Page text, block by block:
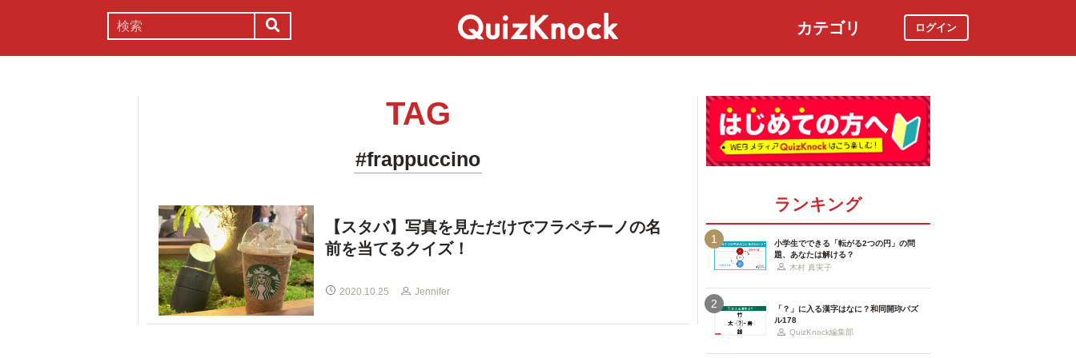
カテゴリ ログイン
TAG
#frappuccino
【スタバ】写真を見ただけでフラペチーノの名
前を当てるクイズ！
2020.10.25 Jennifer
ランキング
1
小学生でできる「転がる2つの円」の問
題、あなたは解ける？
木村 真実子
2
「？」に入る漢字はなに？和同開珎パズ
ル178
QuizKnock編集部